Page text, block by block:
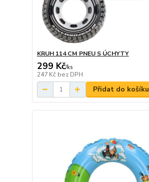
KRUH 114 CM PNEU S ÚCHYTY
299 Kč/ks
247 Kč bez DPH
Přidat do košíku